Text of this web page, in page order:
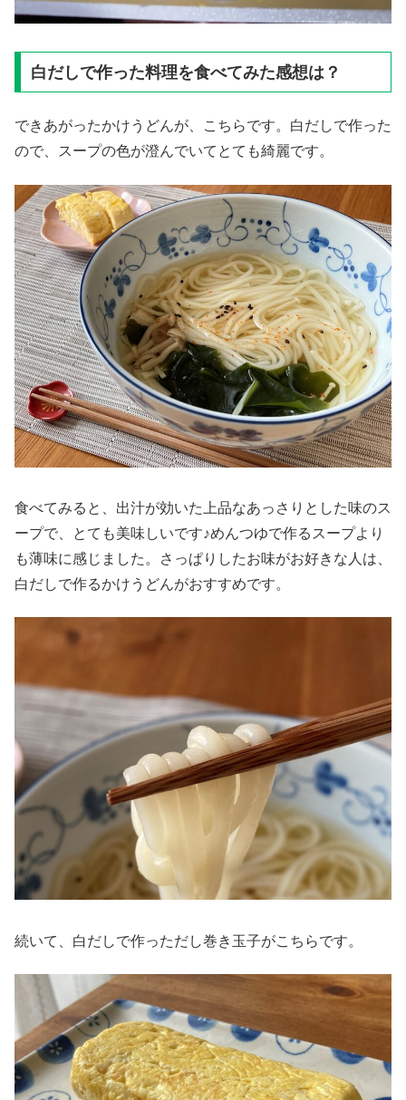
白だしで作った料理を食べてみた感想は？
できあがったかけうどんが、こちらです。白だしで作った
ので、スープの色が澄んでいてとても綺麗です。
食べてみると、出汁が効いた上品なあっさりとした味のス
ープで、とても美味しいです♪めんつゆで作るスープより
も薄味に感じました。さっぱりしたお味がお好きな人は、
白だしで作るかけうどんがおすすめです。
続いて、白だしで作っただし巻き玉子がこちらです。